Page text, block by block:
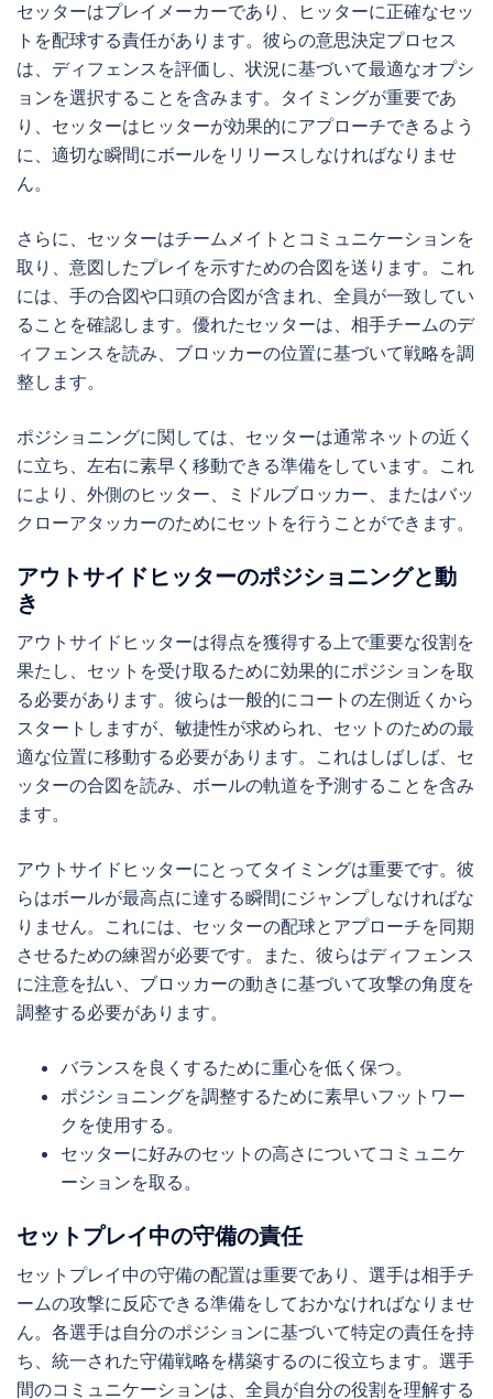
セッターはプレイメーカーであり、ヒッターに正確なセッ
トを配球する責任があります。彼らの意思決定プロセス
は、ディフェンスを評価し、状況に基づいて最適なオプシ
ョンを選択することを含みます。タイミングが重要であ
り、セッターはヒッターが効果的にアプローチできるよう
に、適切な瞬間にボールをリリースしなければなりませ
ん。
さらに、セッターはチームメイトとコミュニケーションを
取り、意図したプレイを示すための合図を送ります。これ
には、手の合図や口頭の合図が含まれ、全員が一致してい
ることを確認します。優れたセッターは、相手チームのデ
ィフェンスを読み、ブロッカーの位置に基づいて戦略を調
整します。
ポジショニングに関しては、セッターは通常ネットの近く
に立ち、左右に素早く移動できる準備をしています。これ
により、外側のヒッター、ミドルブロッカー、またはバッ
クローアタッカーのためにセットを行うことができます。
アウトサイドヒッターのポジショニングと動
き
アウトサイドヒッターは得点を獲得する上で重要な役割を
果たし、セットを受け取るために効果的にポジションを取
る必要があります。彼らは一般的にコートの左側近くから
スタートしますが、敏捷性が求められ、セットのための最
適な位置に移動する必要があります。これはしばしば、セ
ッターの合図を読み、ボールの軌道を予測することを含み
ます。
アウトサイドヒッターにとってタイミングは重要です。彼
らはボールが最高点に達する瞬間にジャンプしなければな
りません。これには、セッターの配球とアプローチを同期
させるための練習が必要です。また、彼らはディフェンス
に注意を払い、ブロッカーの動きに基づいて攻撃の角度を
調整する必要があります。
バランスを良くするために重心を低く保つ。
ポジショニングを調整するために素早いフットワー
クを使用する。
セッターに好みのセットの高さについてコミュニケ
ーションを取る。
セットプレイ中の守備の責任
セットプレイ中の守備の配置は重要であり、選手は相手チ
ームの攻撃に反応できる準備をしておかなければなりませ
ん。各選手は自分のポジションに基づいて特定の責任を持
ち、統一された守備戦略を構築するのに役立ちます。選手
間のコミュニケーションは、全員が自分の役割を理解する